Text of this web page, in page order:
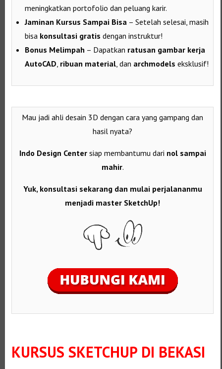
meningkatkan portofolio dan peluang karir.
Jaminan Kursus Sampai Bisa – Setelah selesai, masih
bisa konsultasi gratis dengan instruktur!
Bonus Melimpah – Dapatkan ratusan gambar kerja
AutoCAD ribuan material , dan archmodels eksklusif!
Mau jadi ahli desain 3D dengan cara yang gampang dan
hasil nyata?
Indo Design Centersiap membantumu dari nol sampai
mahir.
Yuk, konsultasi sekarang dan mulai perjalananmu
menjadi master SketchUp!
KURSUS SKETCHUP DI BEKASI